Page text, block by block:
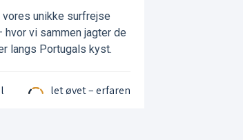
vores unikke surfrejse
hvor vi sammen jagter de
langs Portugals kyst.
let øvet – erfaren